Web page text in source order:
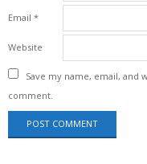
Email *
Website
Save my name, email, and
comment.